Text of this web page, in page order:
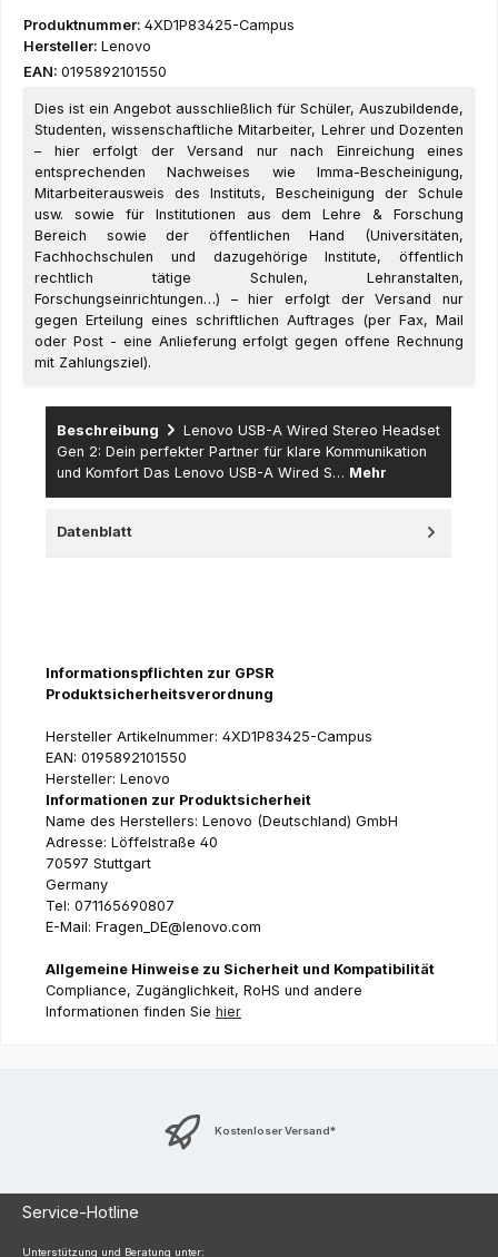
Produktnummer: 4XD1P83425-Campus
Hersteller: Lenovo
EAN: 0195892101550
Dies ist ein Angebot ausschließlich für Schüler, Auszubildende,
Studenten, wissenschaftliche Mitarbeiter, Lehrer und Dozenten
– hier erfolgt der Versand nur nach Einreichung eines
entsprechenden Nachweises wie Imma-Bescheinigung,
Mitarbeiterausweis des Instituts, Bescheinigung der Schule
usw. sowie für Institutionen aus dem Lehre & Forschung
Bereich sowie der öffentlichen Hand (Universitäten,
Fachhochschulen und dazugehörige Institute, öffentlich
rechtlich tätige Schulen, Lehranstalten,
Forschungseinrichtungen…) – hier erfolgt der Versand nur
gegen Erteilung eines schriftlichen Auftrages (per Fax, Mail
oder Post - eine Anlieferung erfolgt gegen offene Rechnung
mit Zahlungsziel).
Beschreibung
Lenovo USB-A Wired Stereo Headset
Gen 2: Dein perfekter Partner für klare Kommunikation
und Komfort Das Lenovo USB-A Wired S… Mehr
Datenblatt
Informationspflichten zur GPSR
Produktsicherheitsverordnung
Hersteller Artikelnummer: 4XD1P83425-Campus
EAN: 0195892101550
Hersteller: Lenovo
Informationen zur Produktsicherheit
Name des Herstellers: Lenovo (Deutschland) GmbH
Adresse: Löffelstraße 40
70597 Stuttgart
Germany
Tel: 071165690807
E-Mail: Fragen_DE@lenovo.com
Allgemeine Hinweise zu Sicherheit und Kompatibilität
Compliance, Zugänglichkeit, RoHS und andere
Informationen finden Sie hier
Kostenloser Versand*
Service-Hotline
Unterstützung und Beratung unter: